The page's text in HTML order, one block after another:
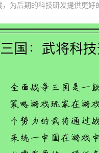
为后期的科技研发提供更好